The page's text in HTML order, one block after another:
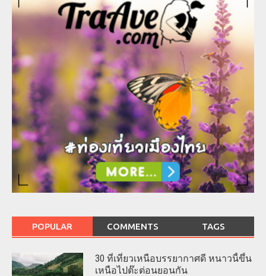
POPULAR COMMENTS TAGS
30 ที่เที่ยวเหนือบรรยากาศดี หนาวนี้ขึ้น
เหนือไปต๊ะต่อนยอนกัน